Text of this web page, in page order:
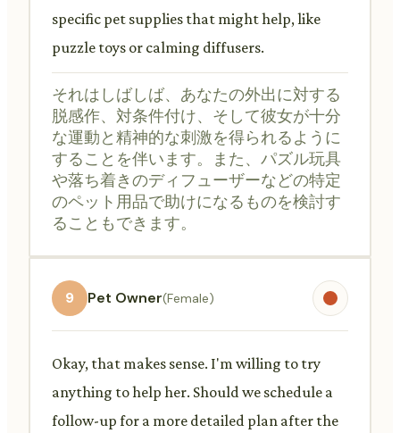
specific pet supplies that might help, like
puzzle toys or calming diffusers.
それはしばしば、あなたの外出に対する
脱感作、対条件付け、そして彼女が十分
な運動と精神的な刺激を得られるように
することを伴います。また、パズル玩具
や落ち着きのディフューザーなどの特定
のペット用品で助けになるものを検討す
ることもできます。
9 Pet Owner(Female)
Okay, that makes sense. I'm willing to try
anything to help her. Should we schedule a
follow-up for a more detailed plan after the